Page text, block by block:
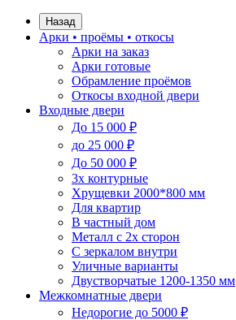
Назад
Арки • проёмы • откосы
Арки на заказ
Арки готовые
Обрамление проёмов
Откосы входной двери
Входные двери
До 15 000 ₽
до 25 000 ₽
До 50 000 ₽
3х контурные
Хрущевки 2000*800 мм
Для квартир
В частный дом
Металл с 2х сторон
С зеркалом внутри
Уличные варианты
Двустворчатые 1200-1350 мм
Межкомнатные двери
Недорогие до 5000 ₽